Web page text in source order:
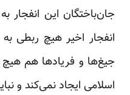
جان‌باختگان این
انفجار اخیر هیچ ربطی به
جیغ‌ها و فریادها هم
اسلامی ایجاد نمی‌کند و